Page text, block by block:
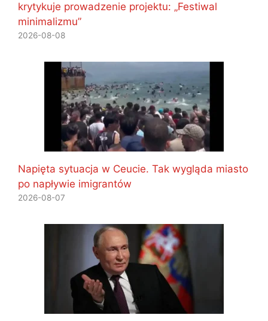
krytykuje prowadzenie projektu: „Festiwal
minimalizmu”
2026-08-08
Napięta sytuacja w Ceucie. Tak wygląda miasto
po napływie imigrantów
2026-08-07